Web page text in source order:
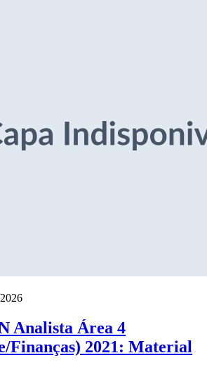
Analista Área 4
Finanças) 2021: Material